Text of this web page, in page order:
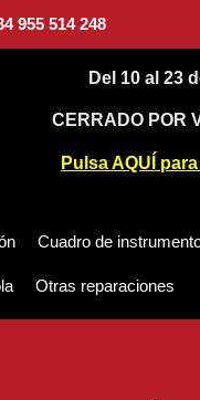
955 514 248
Del 10 al 23
CERRADO POR
Pulsa AQUÍ
Cuadro de
Otras reparaciones